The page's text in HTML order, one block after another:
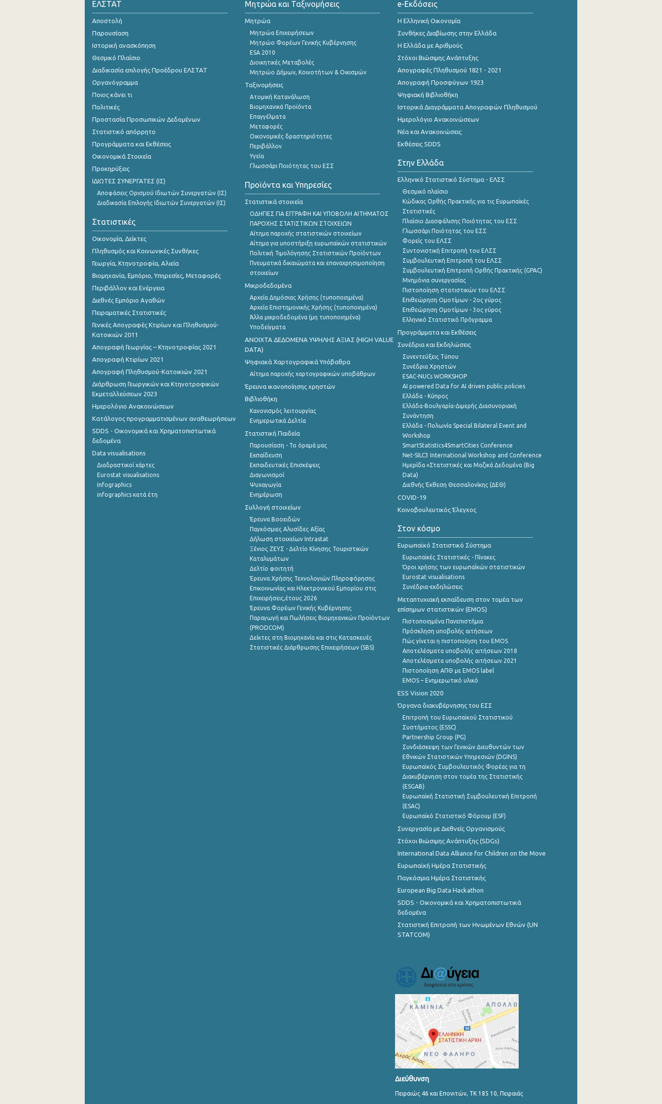
ΕΛΣΤΑΤ
Αποστολή
Παρουσίαση
Ιστορική ανασκόπηση
Θεσμικό Πλαίσιο
Διαδικασία επιλογής Προέδρου ΕΛΣΤΑΤ
Οργανόγραμμα
Ποιος κάνει τι
Πολιτικές
Προστασία Προσωπικών Δεδομένων
Στατιστικό απόρρητο
Προγράμματα και Εκθέσεις
Οικονομικά Στοιχεία
Προκηρύξεις
ΙΔΙΩΤΕΣ ΣΥΝΕΡΓΑΤΕΣ (ΙΣ)
Αποφάσεις Ορισμού Ιδιωτών Συνεργατών (ΙΣ)
Διαδικασία Επιλογής Ιδιωτών Συνεργατών (ΙΣ)
Στατιστικές
Οικονομία, Δείκτες
Πληθυσμός και Κοινωνικές Συνθήκες
Γεωργία, Κτηνοτροφία, Αλιεία
Βιομηχανία, Εμπόριο, Υπηρεσίες, Μεταφορές
Περιβάλλον και Ενέργεια
Διεθνές Εμπόριο Αγαθών
Πειραματικές Στατιστικές
Γενικές Απογραφές Κτιρίων και Πληθυσμού-
Κατοικιών 2011
Απογραφή Γεωργίας – Κτηνοτροφίας 2021
Απογραφή Κτιρίων 2021
Απογραφή Πληθυσμού-Κατοικιών 2021
Διάρθρωση Γεωργικών και Κτηνοτροφικών
Εκμεταλλεύσεων 2023
Ημερολόγιο Ανακοινώσεων
Κατάλογος προγραμματισμένων αναθεωρήσεων
SDDS - Οικονομικά και Χρηματοπιστωτικά
δεδομένα
Data visualisations
Διαδραστικοί χάρτες
Eurostat visualisations
Infographics
infographics κατά έτη
Μητρώα και Ταξινομήσεις
Μητρώα
Μητρώα Επιχειρήσεων
Μητρώο Φορέων Γενικής Κυβέρνησης
ESA 2010
Διοικητικές Μεταβολές
Μητρώο Δήμων, Κοινοτήτων & Οικισμών
Ταξινομήσεις
Ατομική Κατανάλωση
Βιομηχανικά Προϊόντα
Επαγγέλματα
Μεταφορές
Οικονομικές δραστηριότητες
Περιβάλλον
Υγεία
Γλωσσάρι Ποιότητας του ΕΣΣ
Προϊόντα και Υπηρεσίες
Στατιστικά στοιχεία
ΟΔΗΓΙΕΣ ΓΙΑ ΕΓΓΡΑΦΗ ΚΑΙ ΥΠΟΒΟΛΗ ΑΙΤΗΜΑΤΟΣ
ΠΑΡΟΧΗΣ ΣΤΑΤΙΣΤΙΚΩΝ ΣΤΟΙΧΕΙΩΝ
Αίτημα παροχής στατιστικών στοιχείων
Αίτημα για υποστήριξη ευρωπαϊκών στατιστικών
Πολιτική Τιμολόγησης Στατιστικών Προϊόντων
Πνευματικά δικαιώματα και επαναχρησιμοποίηση
στοιχείων
Μικροδεδομένα
Αρχεία Δημόσιας Χρήσης (τυποποιημένα)
Αρχεία Επιστημονικής Χρήσης (τυποποιημένα)
Άλλα μικροδεδομένα (μη τυποποιημένα)
Υποδείγματα
ANOIXTA ΔΕΔΟΜΕΝΑ ΥΨΗΛΗΣ ΑΞΙΑΣ (HIGH VALUE
DATA)
Ψηφιακά Χαρτογραφικά Υπόβαθρα
Αίτημα παροχής χαρτογραφικών υποβάθρων
Έρευνα ικανοποίησης χρηστών
Βιβλιοθήκη
Κανονισμός λειτουργίας
Ενημερωτικά Δελτία
Στατιστική Παιδεία
Παρουσίαση - Το όραμά μας
Εκπαίδευση
Εκπαιδευτικές Επισκέψεις
Διαγωνισμοί
Ψυχαγωγία
Ενημέρωση
Συλλογή στοιχείων
Έρευνα Βοοειδών
Παγκόσμιες Αλυσίδες Αξίας
Δήλωση στοιχείων Intrastat
Ξένιος ΖΕΥΣ - Δελτίο Κίνησης Τουριστικών
Καταλυμάτων
Δελτίο φοιτητή
Έρευνα Χρήσης Τεχνολογιών Πληροφόρησης
Επικοινωνίας και Ηλεκτρονικού Εμπορίου στις
Επιχειρήσεις,έτους 2026
Έρευνα Φορέων Γενικής Κυβέρνησης
Παραγωγή και Πωλήσεις Βιομηχανικών Προϊόντων
(PRODCOM)
Δείκτες στη Βιομηχανία και στις Κατασκευές
Στατιστικές Διάρθρωσης Επιχειρήσεων (SBS)
e-Εκδόσεις
Η Ελληνική Οικονομία
Συνθήκες Διαβίωσης στην Ελλάδα
Η Ελλάδα με Αριθμούς
Στόχοι Βιώσιμης Ανάπτυξης
Απογραφές Πληθυσμού 1821 - 2021
Απογραφή Προσφύγων 1923
Ψηφιακή Βιβλιοθήκη
Ιστορικά Διαγράμματα Απογραφών Πληθυσμού
Ημερολόγιο Ανακοινώσεων
Νέα και Ανακοινώσεις
Εκθέσεις SDDS
Στην Ελλάδα
Ελληνικό Στατιστικό Σύστημα - ΕΛΣΣ
Θεσμικό πλαίσιο
Κώδικας Ορθής Πρακτικής για τις Ευρωπαϊκές
Στατιστικές
Πλαίσιο Διασφάλισης Ποιότητας του ΕΣΣ
Γλωσσάρι Ποιότητας του ΕΣΣ
Φορείς του ΕΛΣΣ
Συντονιστική Επιτροπή του ΕΛΣΣ
Συμβουλευτική Επιτροπή του ΕΛΣΣ
Συμβουλευτική Επιτροπή Ορθής Πρακτικής (GPAC)
Μνημόνια συνεργασίας
Πιστοποίηση στατιστικών του ΕΛΣΣ
Επιθεώρηση Ομοτίμων - 2ος γύρος
Επιθεώρηση Ομοτίμων - 3ος γύρος
Ελληνικό Στατιστικό Πρόγραμμα
Προγράμματα και Εκθέσεις
Συνέδρια και Εκδηλώσεις
Συνεντεύξεις Τύπου
Συνέδρια Χρηστών
ESAC-NUCs WORKSHOP
AI powered Data for AI driven public policies
Ελλάδα - Κύπρος
Ελλάδα-Βουλγαρία-Διμερής Διασυνοριακή
Συνάντηση
Ελλάδα - Πολωνία Special Bilateral Event and
Workshop
SmartStatistics4SmartCities Conference
Net-SILC3 International Workshop and Conference
Ημερίδα «Στατιστικές και Μαζικά Δεδομένα (Big
Data)
Διεθνής Έκθεση Θεσσαλονίκης (ΔΕΘ)
COVID-19
Κοινοβουλευτικός Έλεγχος
Στον κόσμο
Ευρωπαϊκό Στατιστικό Σύστημα
Ευρωπαϊκές Στατιστικές - Πίνακες
Όροι χρήσης των ευρωπαΪκών στατιστικών
Eurostat visualisations
Συνέδρια-εκδηλώσεις
Μεταπτυχιακή εκπαίδευση στον τομέα των
επίσημων στατιστικών (EMOS)
Πιστοποιημένα Πανεπιστήμια
Πρόσκληση υποβολής αιτήσεων
Πώς γίνεται η πιστοποίηση του EMOS
Αποτελέσματα υποβολής αιτήσεων 2018
Αποτελέσματα υποβολής αιτήσεων 2021
Πιστοποίηση ΑΠΘ με EMOS label
EMOS – Ενημερωτικό υλικό
ESS Vision 2020
Όργανα διακυβέρνησης του ΕΣΣ
Επιτροπή του Ευρωπαϊκού Στατιστικού
Συστήματος (ESSC)
Partnership Group (PG)
Συνδιάσκεψη των Γενικών Διευθυντών των
Εθνικών Στατιστικών Υπηρεσιών (DGINS)
Ευρωπαϊκός Συμβουλευτικός Φορέας για τη
Διακυβέρνηση στον τομέα της Στατιστικής
(ESGAB)
Ευρωπαϊκή Στατιστική Συμβουλευτική Επιτροπή
(ESAC)
Ευρωπαϊκό Στατιστικό Φόρουμ (ESF)
Συνεργασία με Διεθνείς Οργανισμούς
Στόχοι Βιώσιμης Ανάπτυξης (SDGs)
International Data Alliance for Children on the Move
Ευρωπαϊκή Ημέρα Στατιστικής
Παγκόσμια Ημέρα Στατιστικής
European Big Data Hackathon
SDDS - Οικονομικά και Χρηματοπιστωτικά
δεδομένα
Στατιστική Επιτροπή των Ηνωμένων Εθνών (UN
STATCOM)
Διεύθυνση
Πειραιώς 46 και Επονιτών, ΤΚ 185 10, Πειραιάς